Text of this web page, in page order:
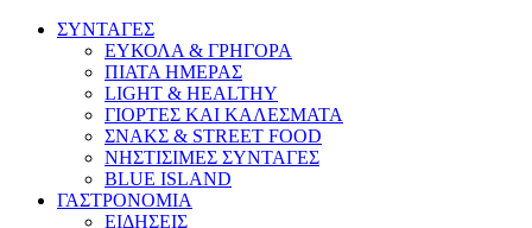
ΣΥΝΤΑΓΕΣ
ΕΥΚΟΛΑ & ΓΡΗΓΟΡΑ
ΠΙΑΤΑ ΗΜΕΡΑΣ
LIGHT & HEALTHY
ΓΙΟΡΤΕΣ ΚΑΙ ΚΑΛΕΣΜΑΤΑ
ΣΝΑΚΣ & STREET FOOD
ΝΗΣΤΙΣΙΜΕΣ ΣΥΝΤΑΓΕΣ
BLUE ISLAND
ΓΑΣΤΡΟΝΟΜΙΑ
ΕΙΔΗΣΕΙΣ